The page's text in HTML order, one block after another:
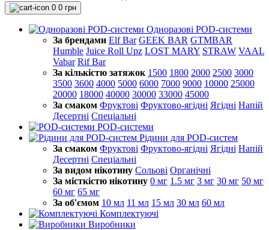
0 0 грн
Одноразові POD-системи
За брендами Elf Bar GEEK BAR GTMBAR
Humble Juice Roll Upz LOST MARY STRAW VAAL
Vabar Rif Bar
За кількістю затяжок 1500 1800 2000 2500 3000
3500 3600 4000 5000 6000 7000 9000 10000 25000
20000 18000 40000 30000 33000 45000
За смаком Фруктові Фруктово-ягідні Ягідні Напій
Десертні Спеціальні
POD-системи
Рідини для POD-систем
За смаком Фруктові Фруктово-ягідні Ягідні Напій
Десертні Спеціальні
За видом нікотину Сольові Органічні
За місткістю нікотину 0 мг 1.5 мг 3 мг 30 мг 50 мг
60 мг 65 мг
За об'ємом 10 мл 11 мл 15 мл 30 мл 60 мл
Комплектуючі
Виробники